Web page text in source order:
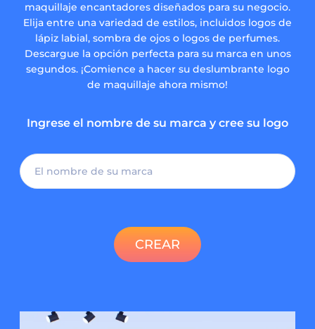
maquillaje encantadores diseñados para su negocio.
Elija entre una variedad de estilos, incluidos logos de
lápiz labial, sombra de ojos o logos de perfumes.
Descargue la opción perfecta para su marca en unos
segundos. ¡Comience a hacer su deslumbrante logo
de maquillaje ahora mismo!
Ingrese el nombre de su marca y cree su logo
CREAR